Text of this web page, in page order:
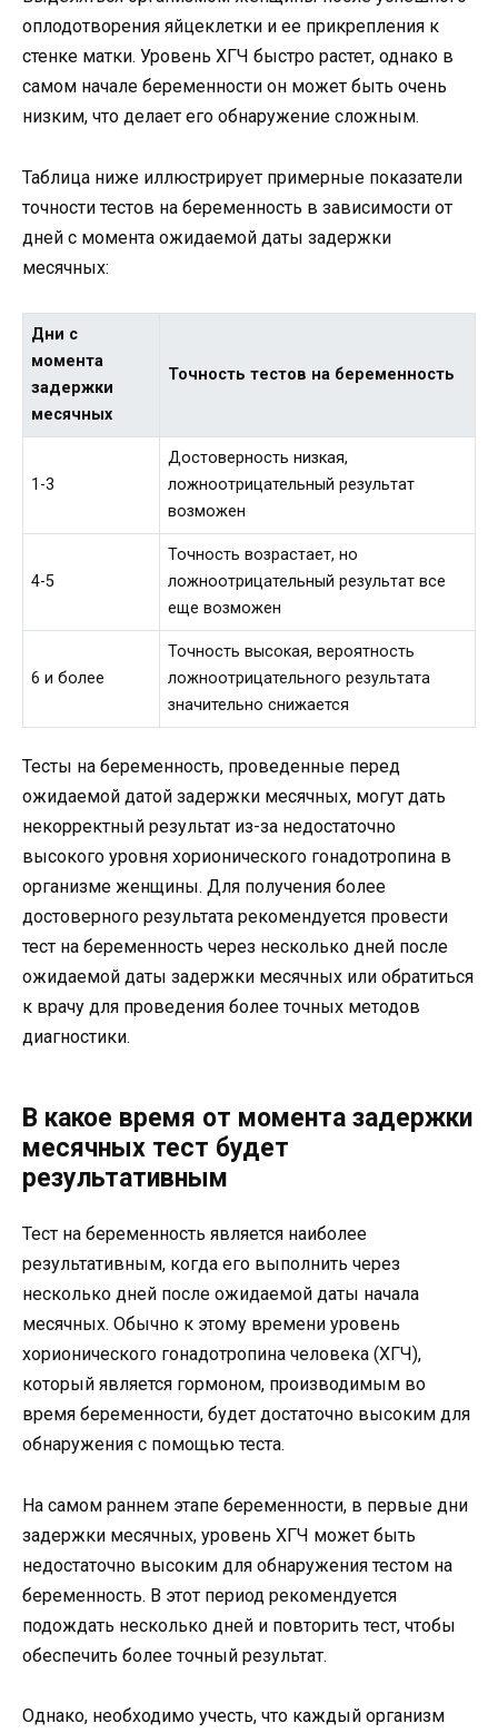
оплодотворения яйцеклетки и ее прикрепления к
стенке матки. Уровень ХГЧ быстро растет, однако в
самом начале беременности он может быть очень
низким, что делает его обнаружение сложным.
Таблица ниже иллюстрирует примерные показатели
точности тестов на беременность в зависимости от
дней с момента ожидаемой даты задержки
месячных:
Дни с
момента
задержки
месячных
Точность тестов на беременность
1-3
Достоверность низкая,
ложноотрицательный результат
возможен
4-5
Точность возрастает, но
ложноотрицательный результат все
еще возможен
6 и более
Точность высокая, вероятность
ложноотрицательного результата
значительно снижается
Тесты на беременность, проведенные перед
ожидаемой датой задержки месячных, могут дать
некорректный результат из-за недостаточно
высокого уровня хорионического гонадотропина в
организме женщины. Для получения более
достоверного результата рекомендуется провести
тест на беременность через несколько дней после
ожидаемой даты задержки месячных или обратиться
к врачу для проведения более точных методов
диагностики.
В какое время от момента задержки
месячных тест будет
результативным
Тест на беременность является наиболее
результативным, когда его выполнить через
несколько дней после ожидаемой даты начала
месячных. Обычно к этому времени уровень
хорионического гонадотропина человека (ХГЧ),
который является гормоном, производимым во
время беременности, будет достаточно высоким для
обнаружения с помощью теста.
На самом раннем этапе беременности, в первые дни
задержки месячных, уровень ХГЧ может быть
недостаточно высоким для обнаружения тестом на
беременность. В этот период рекомендуется
подождать несколько дней и повторить тест, чтобы
обеспечить более точный результат.
Однако, необходимо учесть, что каждый организм